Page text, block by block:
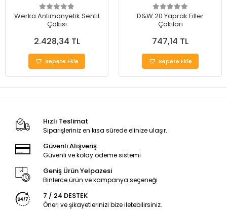
Werka Antimanyetik Sentil
Çakısı
2.428,34 TL
Sepete Ekle
D&W 20 Yaprak Filler
Çakıları
747,14 TL
Sepete Ekle
Hızlı Teslimat
Siparişleriniz en kısa sürede elinize ulaşır.
Güvenli Alışveriş
Güvenli ve kolay ödeme sistemi
Geniş Ürün Yelpazesi
Binlerce ürün ve kampanya seçeneği
7 / 24 DESTEK
Öneri ve şikayetlerinizi bize iletebilirsiniz.